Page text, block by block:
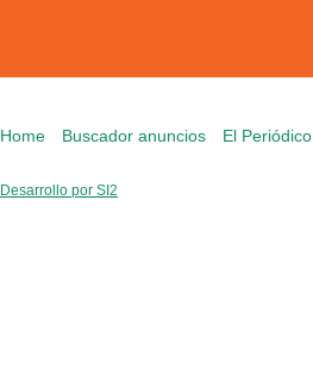
Home Buscador anuncios El Periódico
Desarrollo por SI2